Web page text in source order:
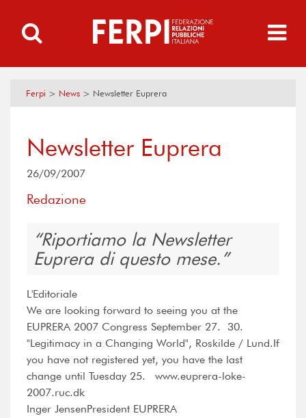
Ferpi > News > Newsletter Euprera
Newsletter Euprera
26/09/2007
Redazione
Riportiamo la Newsletter
Euprera di questo mese.
L'Editoriale
We are looking forward to seeing you at the
EUPRERA 2007 Congress September 27.  30.
"Legitimacy in a Changing World", Roskilde / Lund.If
you have not registered yet, you have the last
change until Tuesday 25. www.euprera-loke-
2007.ruc.dk
Inger JensenPresident EUPRERA